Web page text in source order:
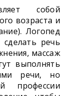
собой
возраста и
Логопед
речь
массаж
выполнять
речи, но
профессии